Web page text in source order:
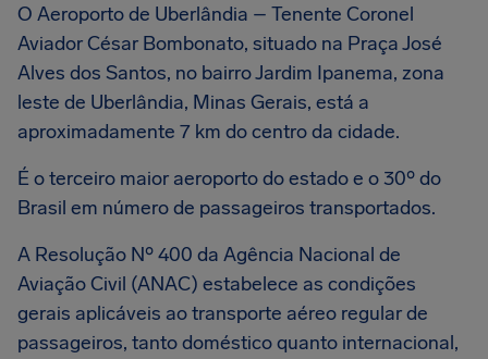
O Aeroporto de Uberlândia – Tenente Coronel
Aviador César Bombonato, situado na Praça José
Alves dos Santos, no bairro Jardim Ipanema, zona
leste de Uberlândia, Minas Gerais, está a
aproximadamente 7 km do centro da cidade.
É o terceiro maior aeroporto do estado e o 30º do
Brasil em número de passageiros transportados.
A Resolução Nº 400 da Agência Nacional de
Aviação Civil (ANAC) estabelece as condições
gerais aplicáveis ao transporte aéreo regular de
passageiros, tanto doméstico quanto internacional,